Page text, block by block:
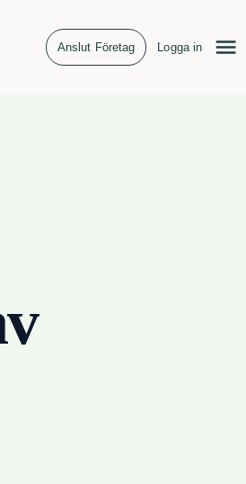
Anslut Företag Logga in